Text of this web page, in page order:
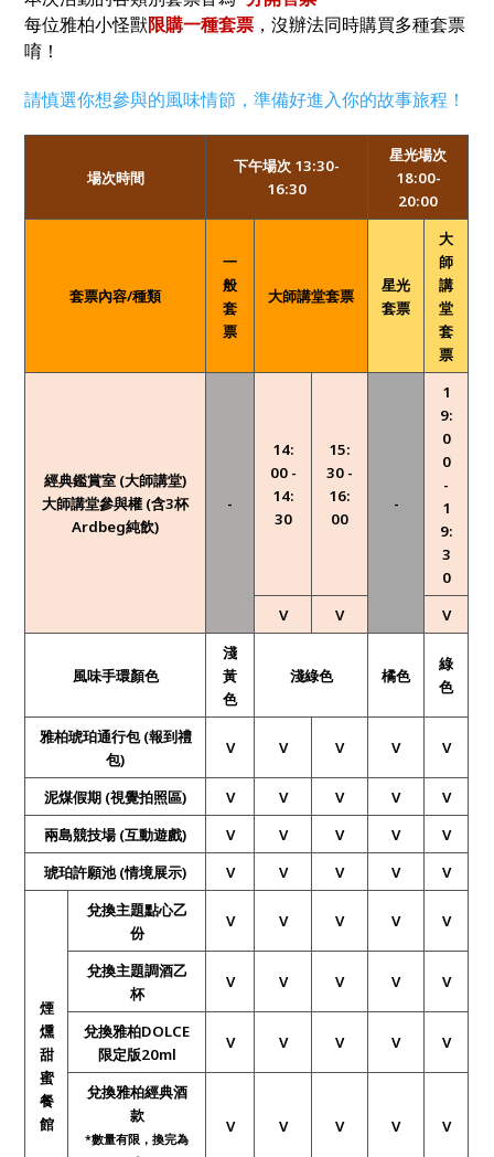
每位雅柏小怪獸限購一種套票 ，沒辦法同時購買多種套票
唷！
請慎選你想參與的風味情節，準備好進入你的故事旅程！
場次時間
下午場次 13:30-
16:30
星光場次
18:00-
20:00
套票內容/種類
一
般
套
票
大師講堂套票
星光
套票
大
師
講
堂
套
票
經典鑑賞室 (大師講堂)
大師講堂參與權 (含3杯
Ardbeg純飲)
-
14:
00 -
14:
30
15:
30 -
16:
00
-
1
9:
0
0
-
1
9:
3
0
V
V V
風味手環顏色
淺
黃
色
淺綠色 橘色
綠
色
雅柏琥珀通行包 (報到禮
包)
V V V V V
泥煤假期 (視覺拍照區) V V V V
V
兩島競技場 (互動遊戲)
V V V V
V
琥珀許願池(情境展示) V V V V V
煙
燻
甜
蜜
餐
館
兌換主題點心乙
份
V V V V V
兌換主題調酒乙
杯
V V V V V
兌換雅柏DOLCE
限定版20ml
V V V V V
兌換雅柏經典酒
款
*數量有限，換完為
V V V V V